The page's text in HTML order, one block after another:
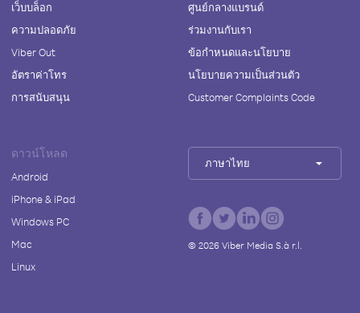
เว็บบล็อก
ความปลอดภัย
Viber Out
อัตราค่าโทร
การสนับสนุน
ศูนย์กลางแบรนด์
ร่วมงานกับเรา
ข้อกำหนดและนโยบาย
นโยบายความเป็นส่วนตัว
Customer Complaints Code
ดาวน์โหลด
Android
iPhone & iPad
Windows PC
Mac
Linux
ภาษาไทย
© 2026Viber Media S.à r.l.